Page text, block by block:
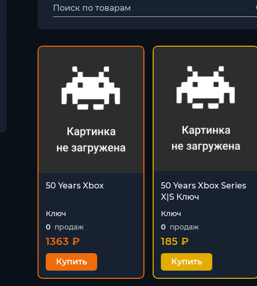
50 Years Xbox
Ключ
0 продаж
1363 ₽
Купить
50 Years Xbox Series
X|S Ключ
Ключ
0 продаж
185 ₽
Купить